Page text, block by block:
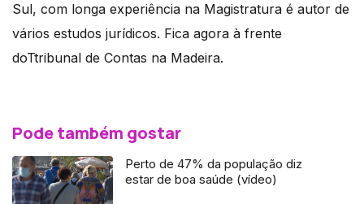
Sul, com longa experiência na Magistratura é autor de
vários estudos jurídicos. Fica agora à frente
doTtribunal de Contas na Madeira.
Pode também gostar
Perto de 47% da população diz
estar de boa saúde (vídeo)